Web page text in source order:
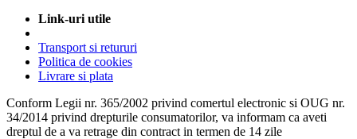
Link-uri utile
Transport si retururi
Politica de cookies
Livrare si plata
Conform Legii nr. 365/2002 privind comertul electronic si OUG nr.
34/2014 privind drepturile consumatorilor, va informam ca aveti
dreptul de a va retrage din contract in termen de 14 zile